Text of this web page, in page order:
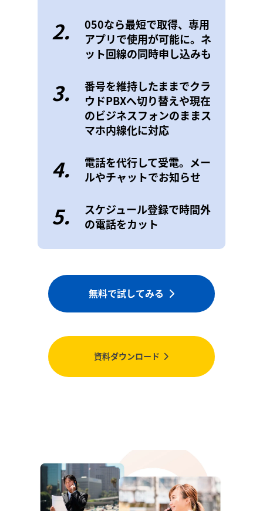
2.
050なら最短で取得、専用
アプリで使用が可能に。ネ
ット回線の同時申し込みも
3.
番号を維持したままでクラ
ウドPBXへ切り替えや現在
のビジネスフォンのままス
マホ内線化に対応
4.
電話を代行して受電。メー
ルやチャットでお知らせ
5.
スケジュール登録で時間外
の電話をカット
無料で試してみる
資料ダウンロード